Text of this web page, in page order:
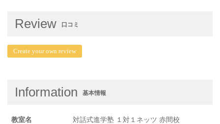
Review 口コミ
Create your own review
Information 基本情報
教室名 対話式進学塾 １対１ネッツ 赤間校